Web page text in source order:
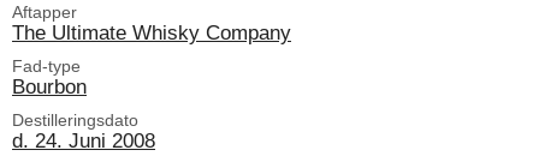
Aftapper
The Ultimate Whisky Company
Fad-type
Bourbon
Destilleringsdato
d. 24. Juni 2008